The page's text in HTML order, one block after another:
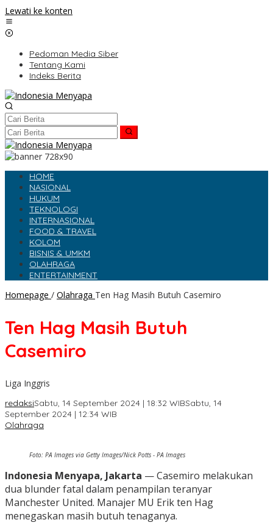
Lewati ke konten
Pedoman Media Siber
Tentang Kami
Indeks Berita
HOME
NASIONAL
HUKUM
TEKNOLOGI
INTERNASIONAL
FOOD & TRAVEL
KOLOM
BISNIS & UMKM
OLAHRAGA
ENTERTAINMENT
Homepage / Olahraga Ten Hag Masih Butuh Casemiro
Ten Hag Masih Butuh
Casemiro
Liga Inggris
redaksiSabtu, 14 September 2024 | 18:32 WIBSabtu, 14
September 2024 | 12:34 WIB
Olahraga
Foto: PA Images via Getty Images/Nick Potts - PA Images
Indonesia Menyapa, Jakarta — Casemiro melakukan
dua blunder fatal dalam penampilan teranyar
Manchester United. Manajer MU Erik ten Hag
menegaskan masih butuh tenaganya.